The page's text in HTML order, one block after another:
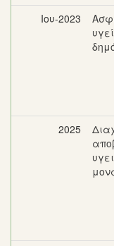
Ιου-2023
2025